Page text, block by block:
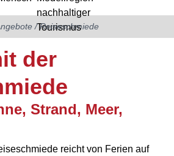
/Reiseschmiede
der
Strand, Meer,
reicht von Ferien auf